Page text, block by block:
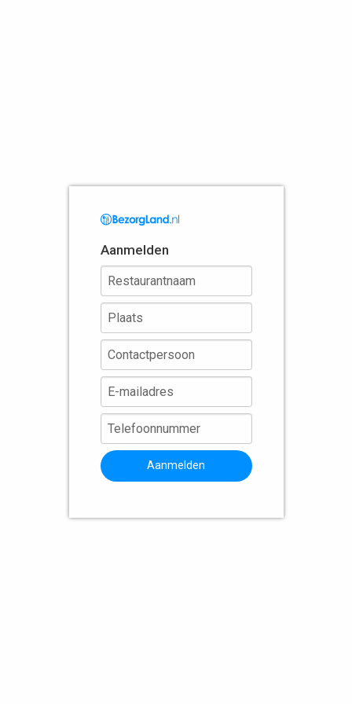
Aanmelden
Aanmelden